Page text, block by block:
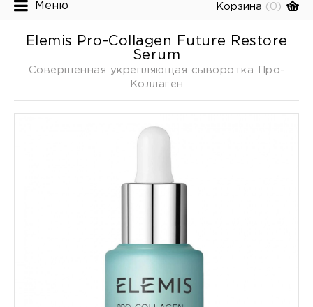
Меню Корзина (0)
Elemis Pro-Collagen Future Restore
Serum
Совершенная укрепляющая сыворотка Про-
Коллаген